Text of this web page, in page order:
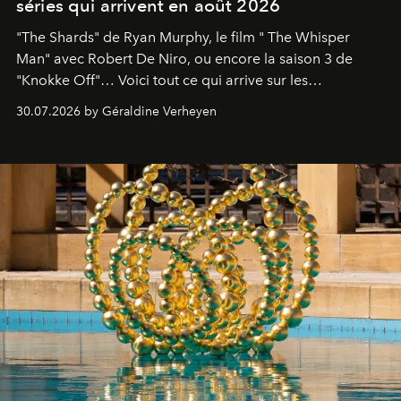
séries qui arrivent en août 2026
"The Shards" de Ryan Murphy, le film " The Whisper
Man" avec Robert De Niro, ou encore la saison 3 de
"Knokke Off"… Voici tout ce qui arrive sur les
30.07.2026 by Géraldine Verheyen